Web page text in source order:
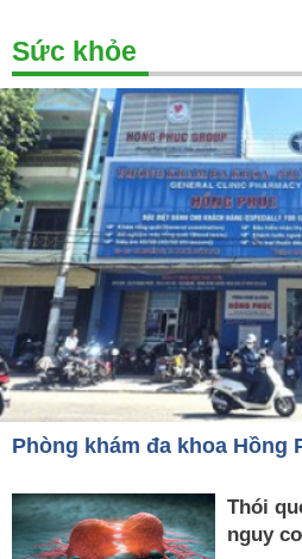
Sức khỏe
Phòng khám đa khoa Hồng
Thói
nguy